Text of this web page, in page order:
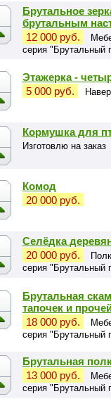
Брутальное
брутальным
12 000 руб.
серия "Брутальный
Этажерка -
5 000 руб.
Кормушка для
Изготовлю на заказ
Комод
20 000 руб.
Селёдка
20 000 руб.
серия "Брутальный
Брутальная
тапочек и
18 000 руб.
серия "Брутальный
Брутальная
13 000 руб.
серия "Брутальный